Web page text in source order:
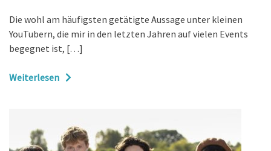
Die wohl am häufigsten getätigte Aussage unter kleinen
YouTubern, die mir in den letzten Jahren auf vielen Events
begegnet ist, […]
Weiterlesen